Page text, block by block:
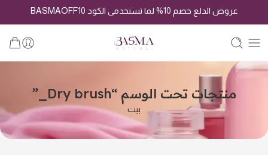
عروض الدلع خصم 10% لما تستخدمى الكود BASMAOFF10
منتجات تحت الوسم “Dry brush_”
بيت